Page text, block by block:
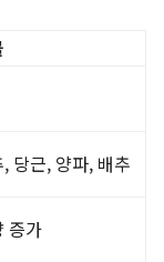
당근, 양파, 배추
증가